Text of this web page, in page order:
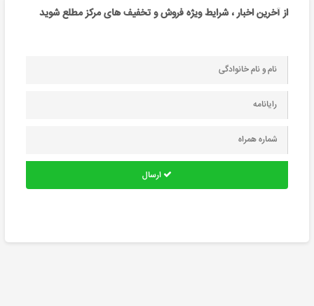
از آخرین اخبار ، شرایط ویژه فروش و تخفیف های مرکز مطلع شوید
ارسال